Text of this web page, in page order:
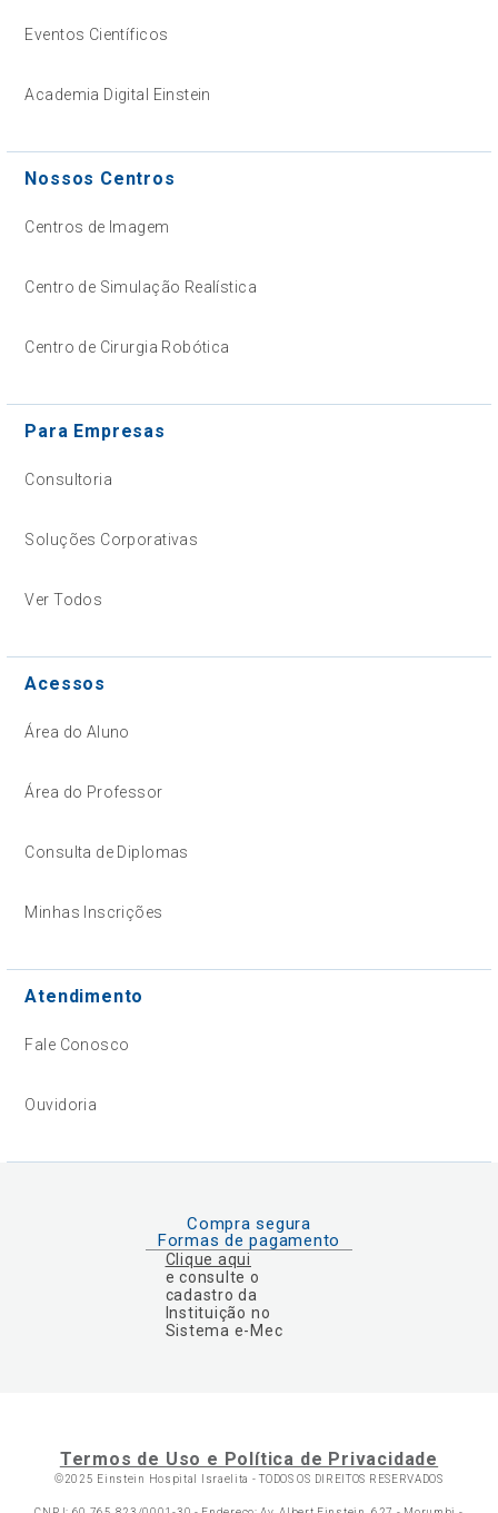
Eventos Científicos
Academia Digital Einstein
Nossos Centros
Centros de Imagem
Centro de Simulação Realística
Centro de Cirurgia Robótica
Para Empresas
Consultoria
Soluções Corporativas
Ver Todos
Acessos
Área do Aluno
Área do Professor
Consulta de Diplomas
Minhas Inscrições
Atendimento
Fale Conosco
Ouvidoria
Compra segura
Formas de pagamento
Clique aqui
e consulte o
cadastro da
Instituição no
Sistema e-Mec
Termos de Uso e Política de Privacidade
©2025 Einstein Hospital Israelita -TODOS OS DIREITOS RESERVADOS